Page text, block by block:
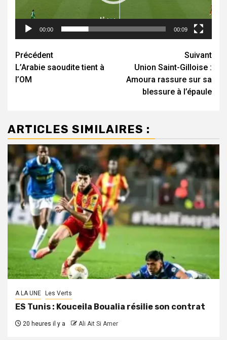
00:00 00:09
Navigation
d’article
Précédent
L’Arabie saoudite tient à
l’OM
Suivant
Union Saint-Gilloise :
Amoura rassure sur sa
blessure à l’épaule
ARTICLES SIMILAIRES :
A LA UNE Les Verts
ES Tunis : Kouceila Boualia résilie son contrat
20 heures il y a Ali Ait Si Amer